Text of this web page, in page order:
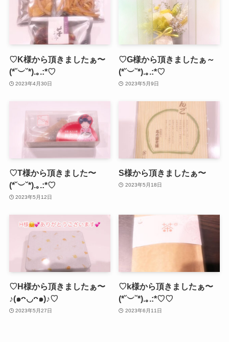
♡K様から頂きましたぁ〜
(*˘︶˘*).｡.:*♡
2023年4月30日
♡G様から頂きましたぁ～
(*˘︶˘*).｡.:*♡
2023年5月9日
♡T様から頂きました〜
(*˘︶˘*).｡.:*♡
2023年5月12日
S様から頂きましたぁ〜
2023年5月18日
♡H様から頂きましたぁ〜
♪(๑ᴖ◡ᴖ๑)♪♡
2023年5月27日
♡k様から頂きましたぁ〜
(*˘︶˘*).｡.:*♡♡
2023年6月11日